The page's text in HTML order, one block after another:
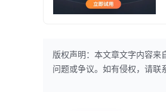
版权声明：本文章文字内容来
问题或争议。如有侵权，请联